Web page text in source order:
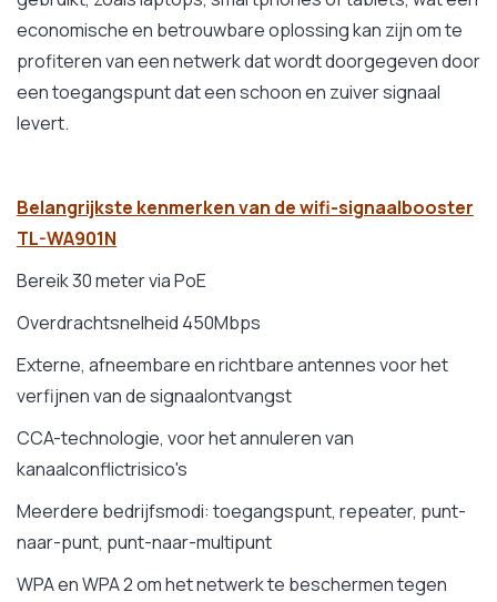
economische en betrouwbare oplossing kan zijn om te
profiteren van een netwerk dat wordt doorgegeven door
een toegangspunt dat een schoon en zuiver signaal
levert.
Belangrijkste kenmerken van de wifi-signaalbooster
TL-WA901N
Bereik 30 meter via PoE
Overdrachtsnelheid 450Mbps
Externe, afneembare en richtbare antennes voor het
verfijnen van de signaalontvangst
CCA-technologie, voor het annuleren van
kanaalconflictrisico's
Meerdere bedrijfsmodi: toegangspunt, repeater, punt-
naar-punt, punt-naar-multipunt
WPA en WPA 2 om het netwerk te beschermen tegen